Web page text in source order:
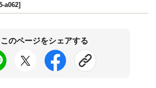
a062]
このページをシェアする